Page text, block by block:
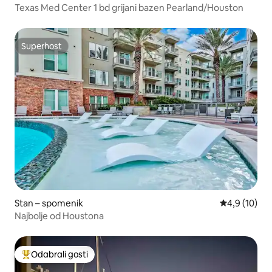
Texas Med Center 1 bd grijani bazen Pearland/Houston
Superhost
Superhost
Stan – spomenik Prosječna
4,9 (10)
Najbolje od Houstona
Među najviše rangiranima s oznakom „Odabrali gosti”
Odabrali gosti